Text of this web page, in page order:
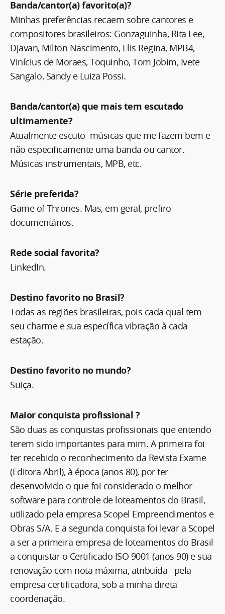
Banda/cantor(a) favorito(a)?
Minhas preferências recaem sobre cantores e
compositores brasileiros: Gonzaguinha, Rita Lee,
Djavan, Milton Nascimento, Elis Regina, MPB4,
Vinícius de Moraes, Toquinho, Tom Jobim, Ivete
Sangalo, Sandy e Luiza Possi.
Banda/cantor(a) que mais tem escutado
ultimamente?
Atualmente escuto músicas que me fazem bem e
não especificamente uma banda ou cantor.
Músicas instrumentais, MPB, etc.
Série preferida?
Game of Thrones. Mas, em geral, prefiro
documentários.
Rede social favorita?
LinkedIn.
Destino favorito no Brasil?
Todas as regiões brasileiras, pois cada qual tem
seu charme e sua específica vibração à cada
estação.
Destino favorito no mundo?
Suiça.
Maior conquista profissional ?
São duas as conquistas profissionais que entendo
terem sido importantes para mim. A primeira foi
ter recebido o reconhecimento da Revista Exame
(Editora Abril), à época (anos 80), por ter
desenvolvido o que foi considerado o melhor
software para controle de loteamentos do Brasil,
utilizado pela empresa Scopel Empreendimentos e
Obras S/A. E a segunda conquista foi levar a Scopel
a ser a primeira empresa de loteamentos do Brasil
a conquistar o Certificado ISO 9001 (anos 90) e sua
renovação com nota máxima, atribuída pela
empresa certificadora, sob a minha direta
coordenação.